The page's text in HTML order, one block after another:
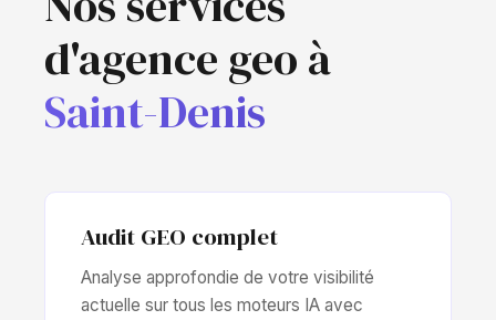
d'agence geo à
Saint-Denis
Audit GEO complet
Analyse approfondie de votre visibilité
actuelle sur tous les moteurs IA avec